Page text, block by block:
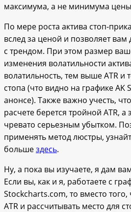
максимума, а не минимума
По мере роста актива стоп-
вслед за ценой и позволяет вам
с трендом. При этом размер
изменения волатильности
волатильность, тем выше ATR
стопа (что видно на графике AK
анонсе). Также важно учесть,
расчете берется тройной ATR, а
чревато серьезным убытком.
применять метод люстры,
большездесь.
Ну, а пока вы изучаете, я дам
Если вы, как и я, работаете с
Stockcharts.com, то вместо
ATR и рассчитывать место для